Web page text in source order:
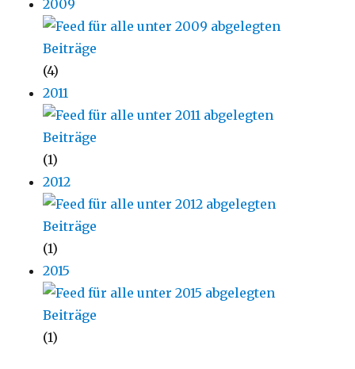
2009
(4)
2011
(1)
2012
(1)
2015
(1)